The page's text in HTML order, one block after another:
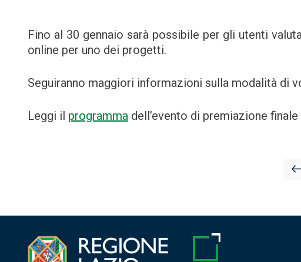
Fino al 30 gennaio sarà possibile per gli utenti
online per uno dei progetti.
Seguiranno maggiori informazioni sulla modalità di
Leggi il programma dell’evento di premiazione